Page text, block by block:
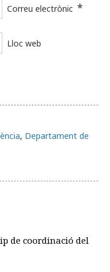
, Departament de
Correu electrònic *
Lloc web
de coordinació del